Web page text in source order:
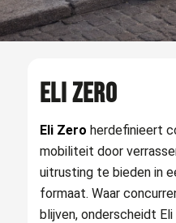
ELI ZERO
Eli Zero herdefinieert
mobiliteit door
uitrusting te bieden in
formaat. Waar
blijven, onderscheidt